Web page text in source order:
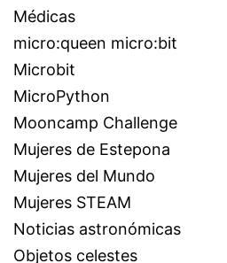
Médicas
micro:queen micro:bit
Microbit
MicroPython
Mooncamp Challenge
Mujeres de Estepona
Mujeres del Mundo
Mujeres STEAM
Noticias astronómicas
Objetos celestes